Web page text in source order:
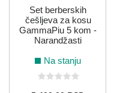
Set berberskih
češljeva za kosu
GammaPiu 5 kom -
Narandžasti
Na stanju